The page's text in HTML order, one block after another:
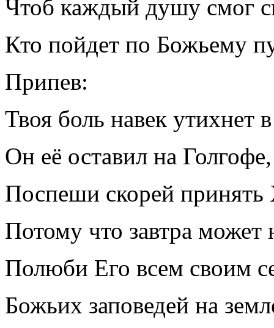
Чтоб каждый душу смог
Кто пойдет по Божьему
Припев:
Твоя боль навек утихнет
Он её оставил на Голгофе,
Поспеши скорей принять
Потому что завтра может
Полюби Его всем своим
Божьих заповедей на